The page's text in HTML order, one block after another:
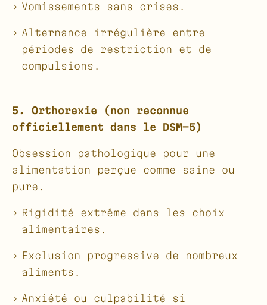
Vomissements sans crises.
Alternance irrégulière entre
périodes de restriction et de
compulsions.
5. Orthorexie (non reconnue
officiellement dans le DSM-5)
Obsession pathologique pour une
alimentation perçue comme saine ou
pure.
Rigidité extrême dans les choix
alimentaires.
Exclusion progressive de nombreux
aliments.
Anxiété ou culpabilité si